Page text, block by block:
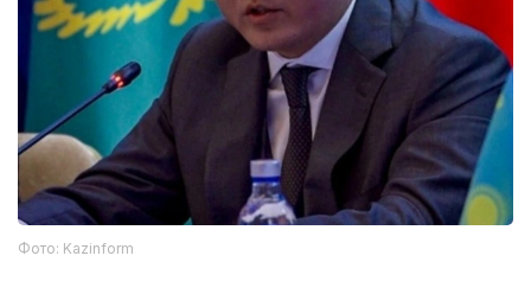
Фото: Kazinform